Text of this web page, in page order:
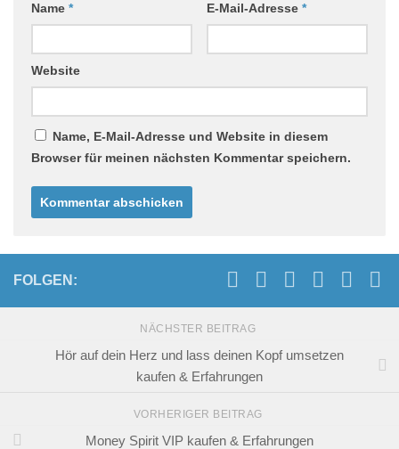
Name * E-Mail-Adresse *
Website
Name, E-Mail-Adresse und Website in diesem
Browser für meinen nächsten Kommentar speichern.
FOLGEN:
NÄCHSTER BEITRAG
Hör auf dein Herz und lass deinen Kopf umsetzen
kaufen & Erfahrungen
VORHERIGER BEITRAG
Money Spirit VIP kaufen & Erfahrungen